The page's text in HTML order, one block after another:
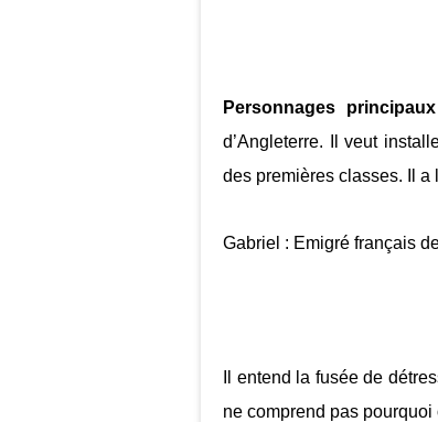
Personnages principaux
d’Angleterre. Il veut
des premières classes. Il a
Gabriel : Emigré français
Il entend la fusée de
ne comprend pas